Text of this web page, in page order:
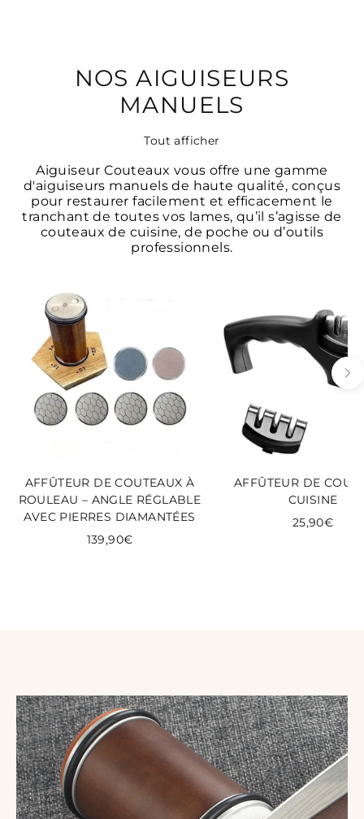
NOS AIGUISEURS
MANUELS
Tout afficher
Aiguiseur Couteaux vous offre une gamme
d'aiguiseurs manuels de haute qualité, conçus
pour restaurer facilement et efficacement le
tranchant de toutes vos lames, qu’il s’agisse de
couteaux de cuisine, de poche ou d’outils
professionnels.
AFFÛTEUR DE COUTEAUX À
ROULEAU – ANGLE RÉGLABLE
AVEC PIERRES DIAMANTÉES
139,90€
AFFÛTEUR DE
CUISINE
25,90€